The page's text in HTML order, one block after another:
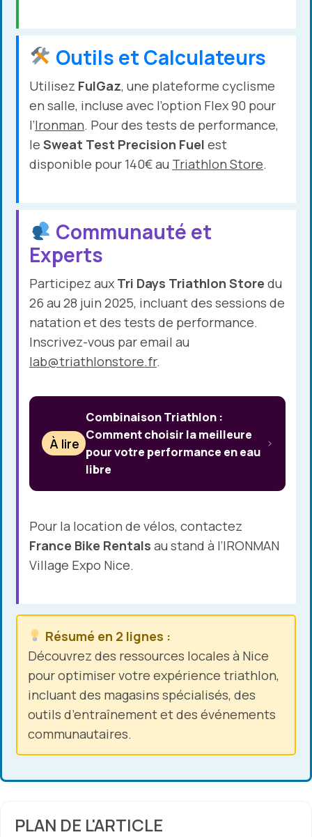
Outils et Calculateurs
Utilisez FulGaz, une plateforme cyclisme
en salle, incluse avec l’option Flex 90 pour
l’Ironman. Pour des tests de performance,
le Sweat Test Precision Fuel est
disponible pour 140€ au Triathlon Store.
Communauté et
Experts
Participez aux Tri Days Triathlon Store du
26 au 28 juin 2025, incluant des sessions de
natation et des tests de performance.
Inscrivez-vous par email au
lab@triathlonstore.fr.
À lire
Combinaison Triathlon :
Comment choisir la meilleure
pour votre performance en eau
libre
Pour la location de vélos, contactez
France Bike Rentals au stand à l’IRONMAN
Village Expo Nice.
Résumé en 2 lignes :
Découvrez des ressources locales à Nice
pour optimiser votre expérience triathlon,
incluant des magasins spécialisés, des
outils d’entraînement et des événements
communautaires.
PLAN DE L'ARTICLE